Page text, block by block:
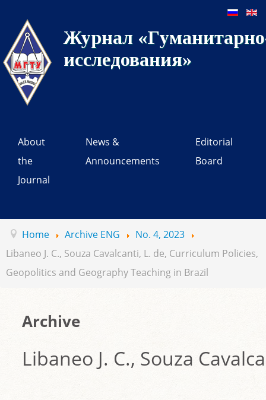
Журнал
исследования»
About
the
Journal
News &
Announcements
Editorial
Board
Home Archive ENG
No. 4, 2023
Libаneo J. C., Souza Cavalcanti, L. de, Curriculum Policies,
Geopolitics and Geography Teaching in Brazil
Archive
Libаneo J. C., Souza